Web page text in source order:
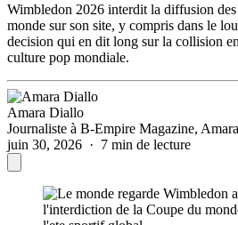
Wimbledon 2026 interdit la diffusion
monde sur son site, y compris dans le
decision qui en dit long sur la collision
culture pop mondiale.
Amara Diallo
Journaliste à B-Empire Magazine,
juin 30, 2026 · 7 min de lecture